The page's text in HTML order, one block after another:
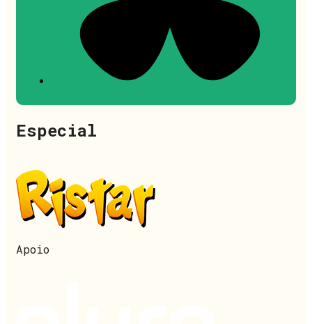
Especial
Apoio